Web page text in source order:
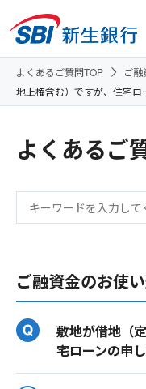
よくあるご質問TOP ご
地上権含む）ですが、住宅ロ
よくあるご
ご融資金のお使
敷地が借地（
宅ローンの申